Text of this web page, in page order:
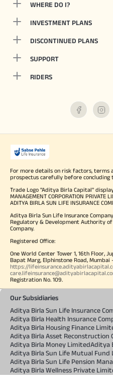
WHERE DO I?
INVESTMENT PLANS
DISCONTINUED PLANS
SUPPORT
RIDERS
For more details on risk factors, terms
prospectus carefully before concluding
Trade Logo "Aditya Birla Capital"
MANAGEMENT CORPORATION
ADITYA BIRLA SUN LIFE INSURANCE
Aditya Birla Sun Life Insurance
Regulatory & Development Authority of
Company.
Registered Office:
One World Center Tower 1, 16th Floor,
Bapat Marg, Elphinstone Road, Mumbai
https://
Registration No. 109.
Our Subsidiaries
Aditya Birla Sun Life Insurance
Aditya Birla Health Insurance
Aditya Birla Housing Finance
Aditya Birla Asset Reconstruction
Aditya Birla Money LimitedAditya
Aditya Birla Sun Life Mutual Fund
Aditya Birla Sun Life Pension
Aditya Birla Wellness Private